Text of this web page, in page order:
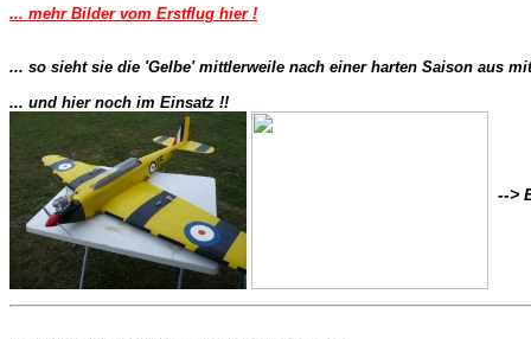
... mehr Bilder vom Erstflug hier !
... so sieht sie die 'Gelbe' mittlerweile nach einer harten Saison aus
... und hier noch im Einsatz !!
-->